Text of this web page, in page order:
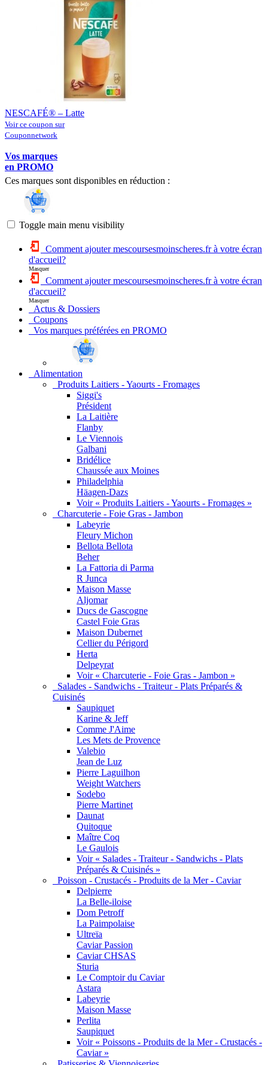
NESCAFÉ® – Latte
Voir ce coupon sur
Couponnetwork
Vos marques
en PROMO
Ces marques sont disponibles en réduction :
Toggle main menu visibility
Comment ajouter mescoursesmoinscheres.fr à votre écran
d'accueil?
Masquer
Comment ajouter mescoursesmoinscheres.fr à votre écran
d'accueil?
Masquer
Actus & Dossiers
Coupons
Vos marques préférées en PROMO
Alimentation
Produits Laitiers - Yaourts - Fromages
Siggi's
Président
La Laitière
Flanby
Le Viennois
Galbani
Bridélice
Chaussée aux Moines
Philadelphia
Häagen-Dazs
Voir « Produits Laitiers - Yaourts - Fromages »
Charcuterie - Foie Gras - Jambon
Labeyrie
Fleury Michon
Bellota Bellota
Beher
La Fattoria di Parma
R Junca
Maison Masse
Aljomar
Ducs de Gascogne
Castel Foie Gras
Maison Dubernet
Cellier du Périgord
Herta
Delpeyrat
Voir « Charcuterie - Foie Gras - Jambon »
Salades - Sandwichs - Traiteur - Plats Préparés &
Cuisinés
Saupiquet
Karine & Jeff
Comme J'Aime
Les Mets de Provence
Valebio
Jean de Luz
Pierre Laguilhon
Weight Watchers
Sodebo
Pierre Martinet
Daunat
Quitoque
Maître Coq
Le Gaulois
Voir « Salades - Traiteur - Sandwichs - Plats
Préparés & Cuisinés »
Poisson - Crustacés - Produits de la Mer - Caviar
Delpierre
La Belle-iloise
Dom Petroff
La Paimpolaise
Ultreïa
Caviar Passion
Caviar CHSAS
Sturia
Le Comptoir du Caviar
Astara
Labeyrie
Maison Masse
Perlita
Saupiquet
Voir « Poissons - Produits de la Mer - Crustacés -
Caviar »